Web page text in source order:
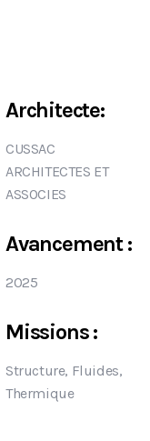
Architecte:
CUSSAC
ARCHITECTES ET
ASSOCIES
Avancement :
2025
Missions :
Structure, Fluides,
Thermique